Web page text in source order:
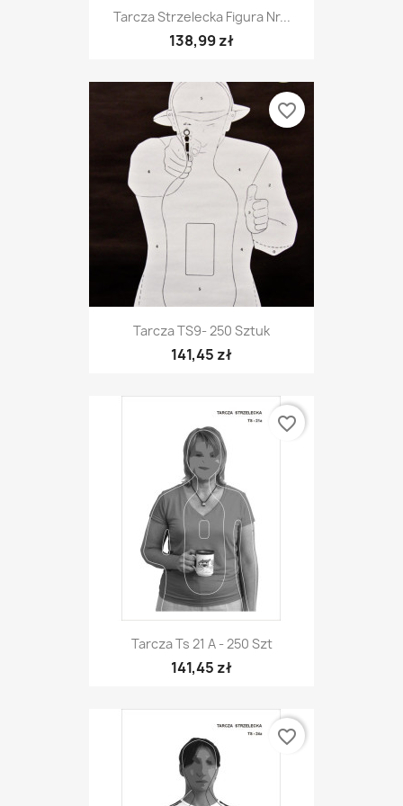
Tarcza Strzelecka Figura Nr...
138,99 zł
Tarcza TS9- 250 Sztuk
141,45 zł
favorite_border
Tarcza Ts 21 A - 250 Szt
141,45 zł
favorite_border
favorite_border